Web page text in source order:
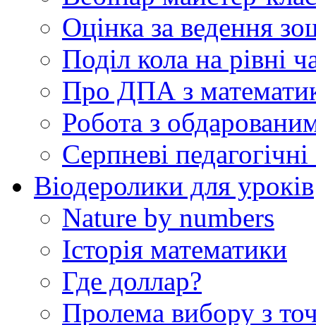
Оцінка за ведення
Поділ кола на рівні
Про ДПА з
Робота з
Серпневі
Віодеролики для уроків
Nature by numbers
Історія математики
Где доллар?
Пролема вибору з